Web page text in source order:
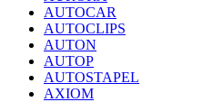
AUTOCAR
AUTOCLIPS
AUTON
AUTOP
AUTOSTAPEL
AXIOM